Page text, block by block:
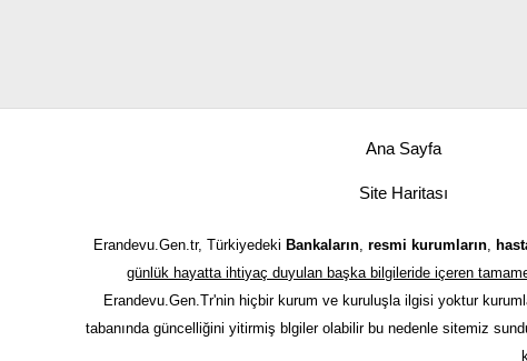
Ana Sayfa
Site Haritası
Erandevu.Gen.tr, Türkiyedeki Bankaların, resmi kurumların,
günlük hayatta ihtiyaç duyulan başka bilgileride içeren
Erandevu.Gen.Tr'nin hiçbir kurum ve kuruluşla ilgisi yoktur
tabanında güncelliğini yitirmiş blgiler olabilir bu nedenle sitemiz